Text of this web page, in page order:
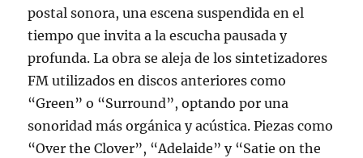
postal sonora, una escena suspendida en el
tiempo que invita a la escucha pausada y
profunda. La obra se aleja de los sintetizadores
FM utilizados en discos anteriores como
“Green” o “Surround”, optando por una
sonoridad más orgánica y acústica. Piezas como
“Over the Clover”, “Adelaide” y “Satie on the